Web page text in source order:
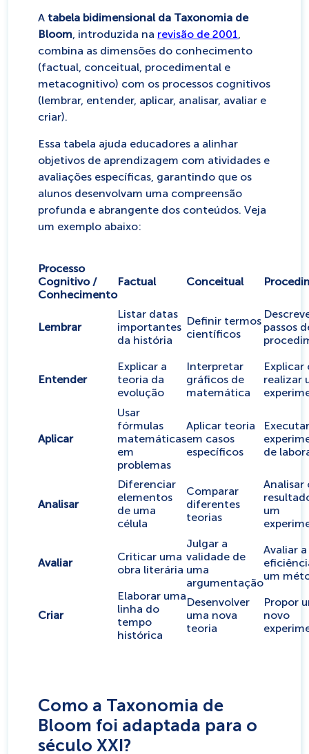
A tabela bidimensional da Taxonomia de
Bloom, introduzida na revisão de 2001,
combina as dimensões do conhecimento
(factual, conceitual, procedimental e
metacognitivo) com os processos cognitivos
(lembrar, entender, aplicar, analisar, avaliar e
criar).
Essa tabela ajuda educadores a alinhar
objetivos de aprendizagem com atividades e
avaliações específicas, garantindo que os
alunos desenvolvam uma compreensão
profunda e abrangente dos conteúdos. Veja
um exemplo abaixo:
Processo
Cognitivo /
Conhecimento
Factual Conceitual
Lembrar
Listar datas
importantes
da história
Definir termos
científicos
passos
Entender
Explicar a
teoria da
evolução
Interpretar
gráficos de
matemática
Explicar
realizar
Aplicar
Usar
fórmulas
matemáticas
em
problemas
Aplicar teoria
em casos
específicos
de
Analisar
Diferenciar
elementos
de uma
célula
Comparar
diferentes
teorias
Analisar
um
Avaliar
Criticar uma
obra literária
Julgar a
validade de
uma
argumentação
Avaliar a
um
Criar
Elaborar uma
linha do
tempo
histórica
Desenvolver
uma nova
teoria
Propor
novo
Como a Taxonomia de
Bloom foi adaptada para o
século XXI?